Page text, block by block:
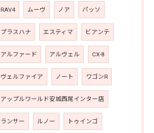
RAV4 ムーヴ ノア パッソ
プラスハナ エスティマ ビアンテ
アルファード アルヴェル CX-8
ヴェルファイア ノート ワゴンR
アップルワールド安城西尾インター店
ランサー ルノー トゥインゴ